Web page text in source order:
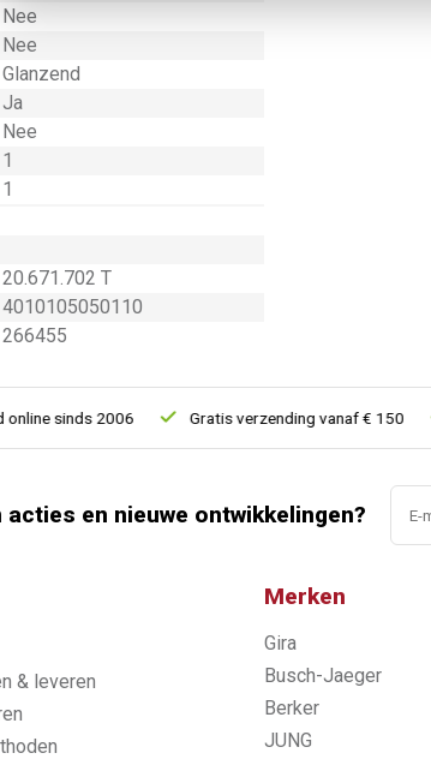
Nee
Nee
Glanzend
Ja
Nee
1
1
20.671.702 T
4010105050110
266455
sinds 2006 Gratis verzending vanaf € 150
acties en nieuwe ontwikkelingen?
& leveren
Merken
Gira
Busch-Jaeger
Berker
JUNG